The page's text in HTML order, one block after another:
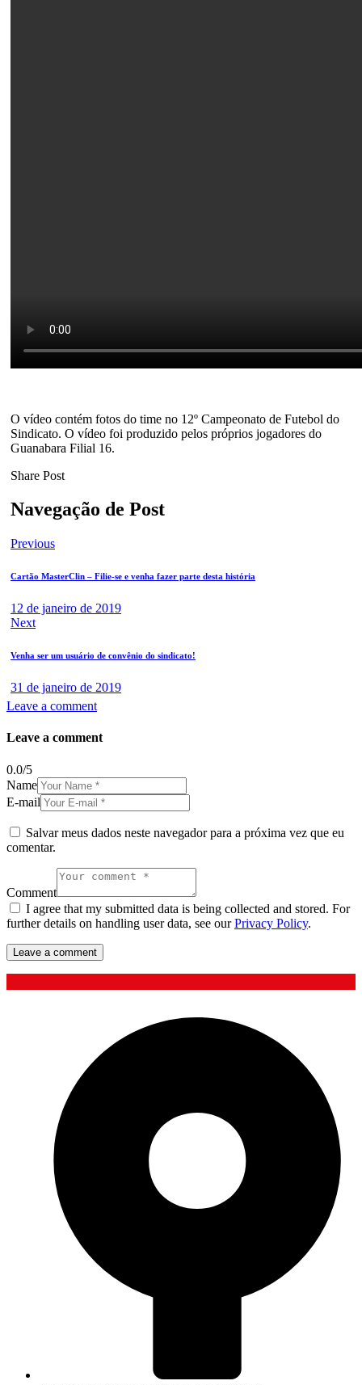
O vídeo contém fotos do time no 12º Campeonato de Futebol do
Sindicato. O vídeo foi produzido pelos próprios jogadores do
Guanabara Filial 16.
Share Post
Navegação de Post
Previous
Cartão MasterClin – Filie-se e venha fazer parte desta história
12 de janeiro de 2019
Next
Venha ser um usuário de convênio do sindicato!
31 de janeiro de 2019
Leave a comment
Leave a comment
0.0/5
Name
E-mail
Salvar meus dados neste navegador para a próxima vez que eu
comentar.
Comment
I agree that my submitted data is being collected and stored. For
further details on handling user data, see ourPrivacy Policy.